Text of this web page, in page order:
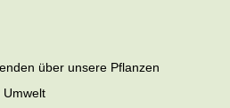
über unsere Pflanzen
Umwelt